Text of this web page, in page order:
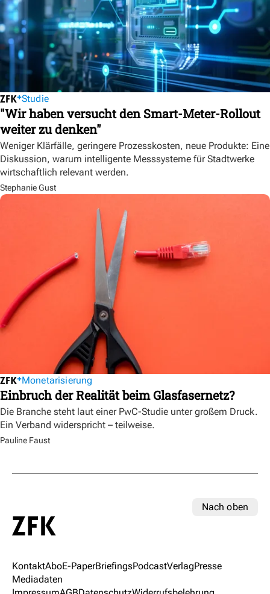
Studie
"Wir haben versucht den Smart-Meter-Rollout
weiter zu denken"
Weniger Klärfälle, geringere Prozesskosten, neue Produkte: Eine
Diskussion, warum intelligente Messsysteme für Stadtwerke
wirtschaftlich relevant werden.
Stephanie Gust
Monetarisierung
Einbruch der Realität beim Glasfasernetz?
Die Branche steht laut einer PwC-Studie unter großem Druck.
Ein Verband widerspricht – teilweise.
Pauline Faust
Nach oben
KontaktAboE-PaperBriefingsPodcastVerlagPresse
Mediadaten